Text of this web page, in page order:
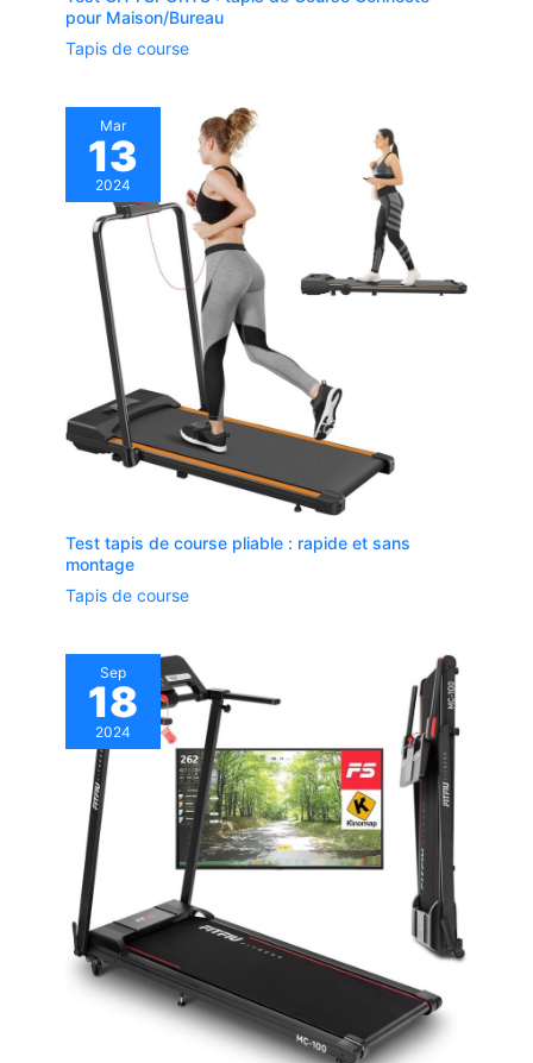
pour Maison/Bureau
Tapis de course
Mar
13
2024
Test tapis de course pliable : rapide et sans
montage
Tapis de course
Sep
18
2024